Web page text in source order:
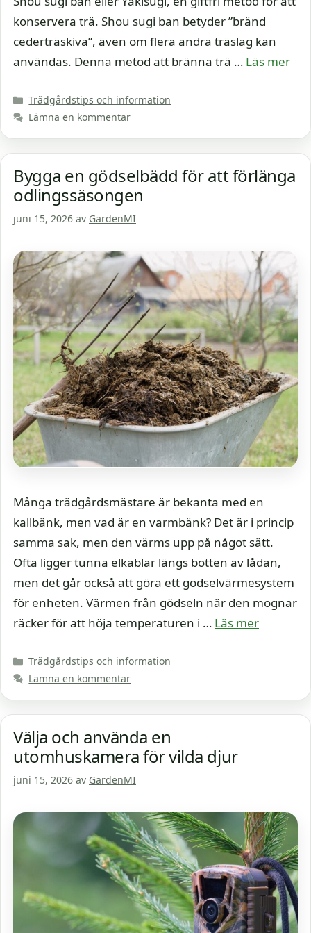
konservera trä. Shou sugi ban betyder ”bränd
cederträskiva”, även om flera andra träslag kan
användas. Denna metod att bränna trä … Läs mer
Kategorier
Trädgårdstips och information
Lämna en kommentar
Bygga en gödselbädd för att förlänga
odlingssäsongen
juni 15, 2026 av GardenMI
Många trädgårdsmästare är bekanta med en
kallbänk, men vad är en varmbänk? Det är i princip
samma sak, men den värms upp på något sätt.
Ofta ligger tunna elkablar längs botten av lådan,
men det går också att göra ett gödselvärmesystem
för enheten. Värmen från gödseln när den mognar
räcker för att höja temperaturen i … Läs mer
Kategorier
Trädgårdstips och information
Lämna en kommentar
Välja och använda en
utomhuskamera för vilda djur
juni 15, 2026 av GardenMI